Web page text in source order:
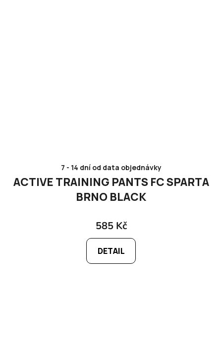
7 - 14 dní od data objednávky
ACTIVE TRAINING PANTS FC SPARTA
BRNO BLACK
585 Kč
DETAIL